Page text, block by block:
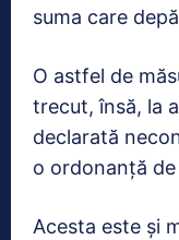
suma care
O astfel de
trecut, însă, la
declarată
o ordonanță
Acesta este și